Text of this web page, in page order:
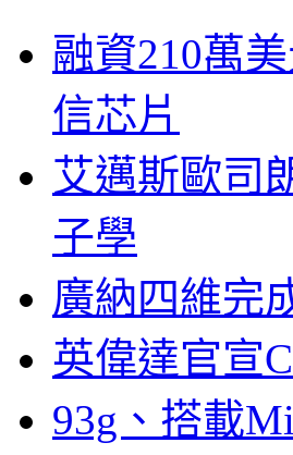
融資210萬
信芯片
艾邁斯歐司
子學
廣納四維完
英偉達官宣
93g、搭載